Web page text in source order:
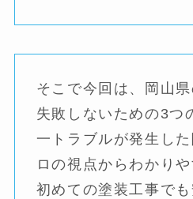
そこで今回は、岡山
失敗しないための3つ
一トラブルが発生し
ロの視点からわかり
初めての塗装工事で